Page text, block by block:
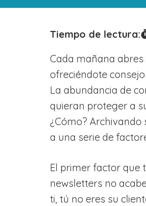
Tiempo de lectura:
Cada mañana
ofreciéndote
La abundancia de
quieran proteger a
¿Cómo?
a una serie de
El primer factor que
newsletters no
ti, tú no eres su